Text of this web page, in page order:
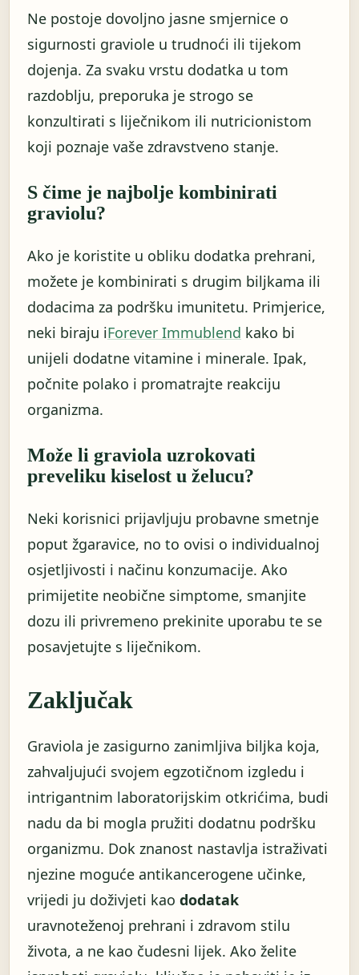
Ne postoje dovoljno jasne smjernice o
sigurnosti graviole u trudnoći ili tijekom
dojenja. Za svaku vrstu dodatka u tom
razdoblju, preporuka je strogo se
konzultirati s liječnikom ili nutricionistom
koji poznaje vaše zdravstveno stanje.
S čime je najbolje kombinirati
graviolu?
Ako je koristite u obliku dodatka prehrani,
možete je kombinirati s drugim biljkama ili
dodacima za podršku imunitetu. Primjerice,
neki biraju iForever Immublend kako bi
unijeli dodatne vitamine i minerale. Ipak,
počnite polako i promatrajte reakciju
organizma.
Može li graviola uzrokovati
preveliku kiselost u želucu?
Neki korisnici prijavljuju probavne smetnje
poput žgaravice, no to ovisi o individualnoj
osjetljivosti i načinu konzumacije. Ako
primijetite neobične simptome, smanjite
dozu ili privremeno prekinite uporabu te se
posavjetujte s liječnikom.
Zaključak
Graviola je zasigurno zanimljiva biljka koja,
zahvaljujući svojem egzotičnom izgledu i
intrigantnim laboratorijskim otkrićima, budi
nadu da bi mogla pružiti dodatnu podršku
organizmu. Dok znanost nastavlja istraživati
njezine moguće antikancerogene učinke,
vrijedi ju doživjeti kao dodatak
uravnoteženoj prehrani i zdravom stilu
života, a ne kao čudesni lijek. Ako želite